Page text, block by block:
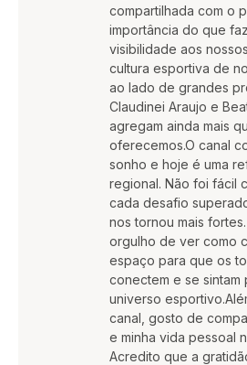
compartilhada com o
importância do que
visibilidade aos
cultura esportiva de
ao lado de grandes
Claudinei Araujo e
agregam ainda mais
oferecemos.O canal
sonho e hoje é uma
regional. Não foi fácil
cada desafio
nos tornou mais
orgulho de ver como
espaço para que os
conectem e se sintam
universo
canal, gosto de
e minha vida pessoal
Acredito que a